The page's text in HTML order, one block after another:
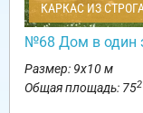
КАРКАС ИЗ
№68 Дом в один
Размер: 9х10 м
Общая площадь: 752